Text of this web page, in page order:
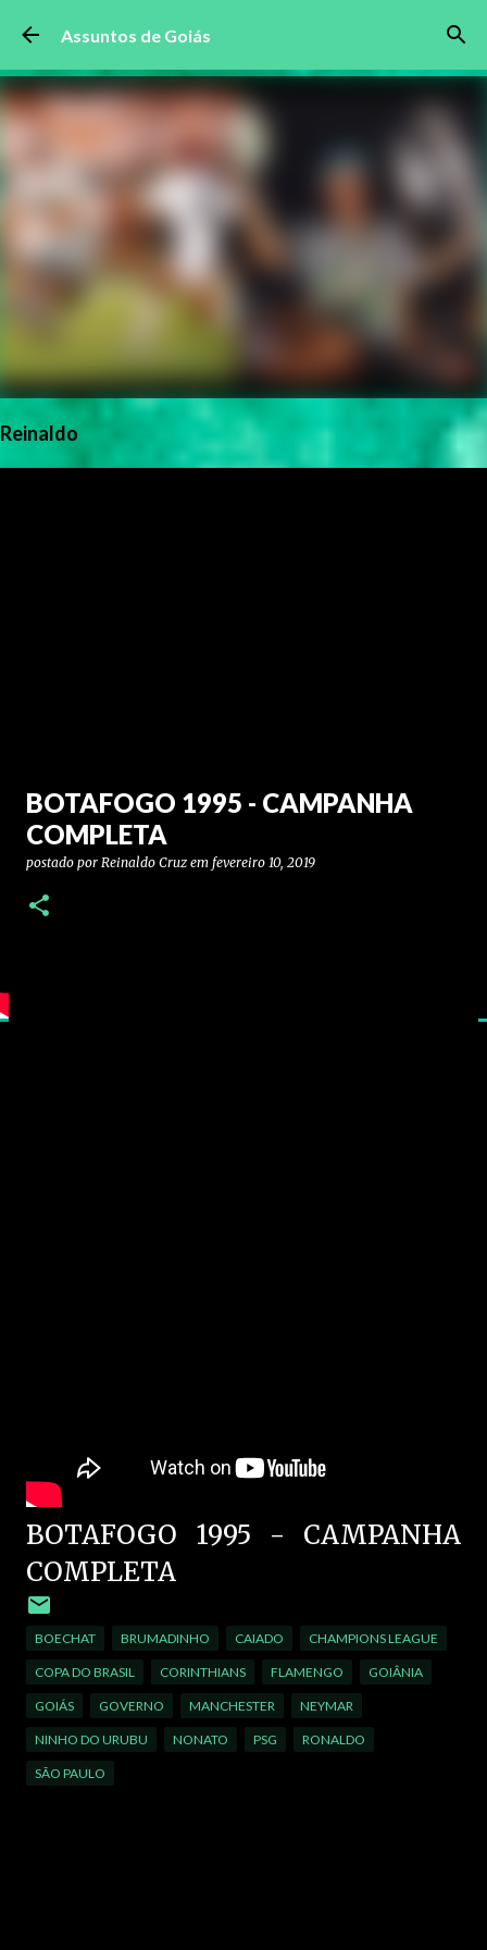
Pular para o conteúdo principal
Assuntos de Goiás
Reinaldo
BOTAFOGO 1995 - CAMPANHA
COMPLETA
postado por Reinaldo Cruz em fevereiro 10, 2019
BOTAFOGO 1995 - CAMPANHA
COMPLETA
BOECHAT BRUMADINHO CAIADO CHAMPIONS LEAGUE
COPA DO BRASIL CORINTHIANS FLAMENGO GOIÂNIA
GOIÁS GOVERNO MANCHESTER NEYMAR
NINHO DO URUBU NONATO PSG RONALDO
SÃO PAULO